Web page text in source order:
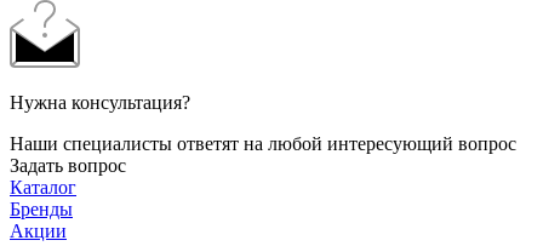
Нужна консультация?
Наши специалисты ответят на любой интересующий вопрос
Задать вопрос
Каталог
Бренды
Акции